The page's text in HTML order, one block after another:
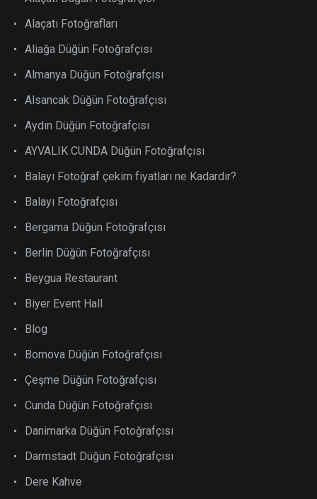
Alaçatı Fotoğrafları
Aliağa Düğün Fotoğrafçısı
Almanya Düğün Fotoğrafçısı
Alsancak Düğün Fotoğrafçısı
Aydın Düğün Fotoğrafçısı
AYVALIK CUNDA Düğün Fotoğrafçısı
Balayı Fotoğraf çekim fiyatları ne Kadardır?
Balayı Fotoğrafçısı
Bergama Düğün Fotoğrafçısı
Berlin Düğün Fotoğrafçısı
Beygua Restaurant
Biyer Event Hall
Blog
Bornova Düğün Fotoğrafçısı
Çeşme Düğün Fotoğrafçısı
Cunda Düğün Fotoğrafçısı
Danimarka Düğün Fotoğrafçısı
Darmstadt Düğün Fotoğrafçısı
Dere Kahve